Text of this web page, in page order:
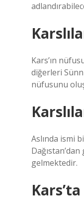
Kars’ın
diğerleri
nüfusunu
Aslında ismi
gelmektedir.